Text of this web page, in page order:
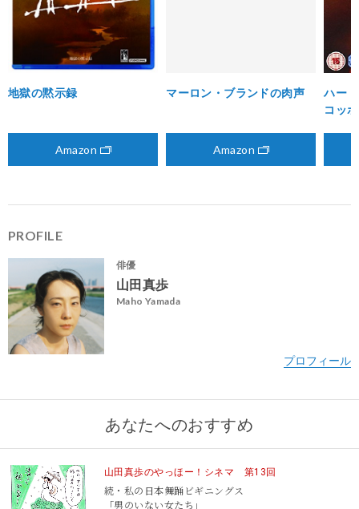
地獄の黙示録
Amazon
マーロン・ブランドの肉声
Amazon
ハー
コッ
PROFILE
俳優
山田真歩
Maho Yamada
あなたへのおすすめ
山田真歩のやっほー！シネマ 第13回
続・私の日本舞踊ビギニングス
「男のいない女たち」